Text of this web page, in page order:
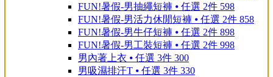
FUN!暑假-男抽繩短褲 ⦁ 任選 2件 598
FUN!暑假-男活力休閒短褲 ⦁ 任選 2件 858
FUN!暑假-男牛仔短褲 ⦁ 任選 2件 898
FUN!暑假-男工裝短褲 ⦁ 任選 2件 998
男內著上衣 ⦁ 任選 3件 300
男吸濕排汗T ⦁ 任選 3件 330